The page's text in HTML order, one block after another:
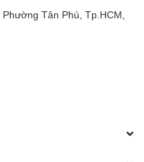
Tân Phú, Tp.HCM,